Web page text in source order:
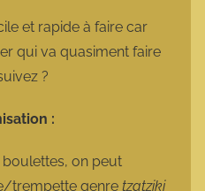
et rapide à faire car
qui va quasiment faire
?
:
on peut
trempette genre tzatziki